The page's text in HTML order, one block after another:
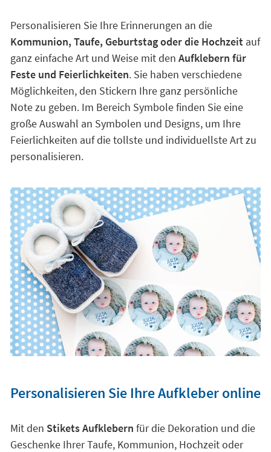
Personalisieren Sie Ihre Erinnerungen an die
Kommunion, Taufe, Geburtstag oder die Hochzeitauf
ganz einfache Art und Weise mit den Aufklebern für
Feste und Feierlichkeiten. Sie haben verschiedene
Möglichkeiten, den Stickern Ihre ganz persönliche
Note zu geben. Im Bereich Symbole finden Sie eine
große Auswahl an Symbolen und Designs, um Ihre
Feierlichkeiten auf die tollste und individuellste Art zu
personalisieren.
Personalisieren Sie Ihre Aufkleber online
Mit den Stikets Aufklebern für die Dekoration und die
Geschenke Ihrer Taufe, Kommunion, Hochzeit oder